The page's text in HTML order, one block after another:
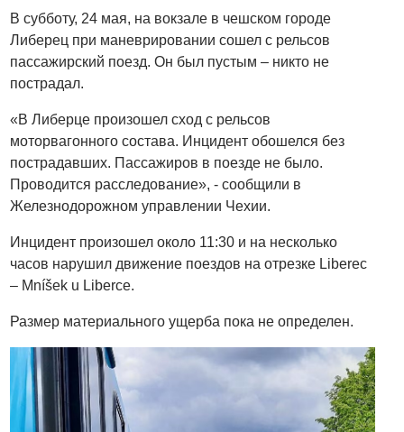
В субботу, 24 мая, на вокзале в чешском городе
Либерец при маневрировании сошел с рельсов
пассажирский поезд. Он был пустым – никто не
пострадал.
«В Либерце произошел сход с рельсов
моторвагонного состава. Инцидент обошелся без
пострадавших. Пассажиров в поезде не было.
Проводится расследование», - сообщили в
Железнодорожном управлении Чехии.
Инцидент произошел около 11:30 и на несколько
часов нарушил движение поездов на отрезке Liberec
– Mníšek u Liberce.
Размер материального ущерба пока не определен.